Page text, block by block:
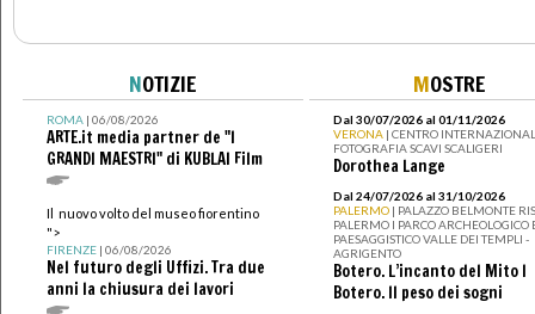
NOTIZIE
ROMA| 06/08/2026
ARTE.it media partner de "I
GRANDI MAESTRI" di KUBLAI Film
Il nuovo volto del museo fiorentino
">
FIRENZE| 06/08/2026
Nel futuro degli Uffizi. Tra due
anni la chiusura dei lavori
MOSTRE
Dal 30/07/2026 al 01/11/2026
VERONA | CENTRO
FOTOGRAFIA SCAVI SCALIGERI
Dorothea Lange
Dal 24/07/2026 al 31/10/2026
PALERMO | PALAZZO BELMONTE
PALERMO I PARCO ARCHEOLOGICO
PAESAGGISTICO VALLE DEI TEMPLI -
AGRIGENTO
Botero. L’incanto del Mito I
Botero. Il peso dei sogni